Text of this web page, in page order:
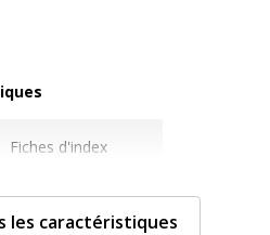
Fiches d'index
Blanc
les caractéristiques